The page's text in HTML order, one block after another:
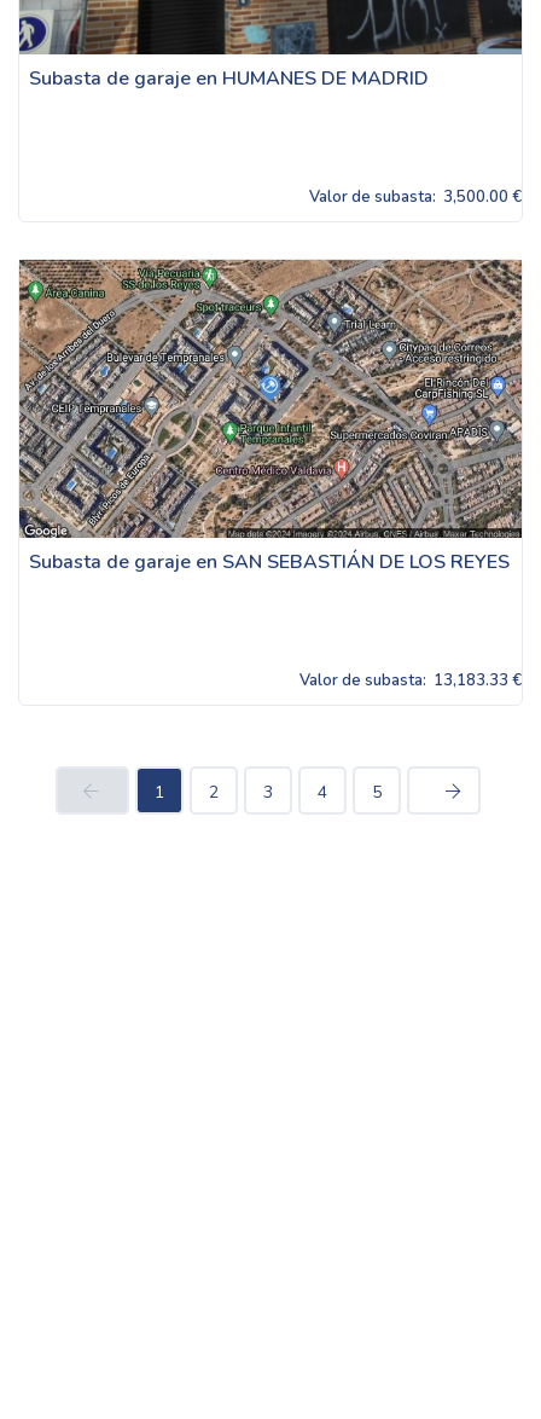
Subasta de garaje en HUMANES DE MADRID
Valor de subasta: 3,500.00 €
Subasta de garaje en SAN SEBASTIÁN DE LOS REYES
Valor de subasta: 13,183.33 €
1 2 3 4 5